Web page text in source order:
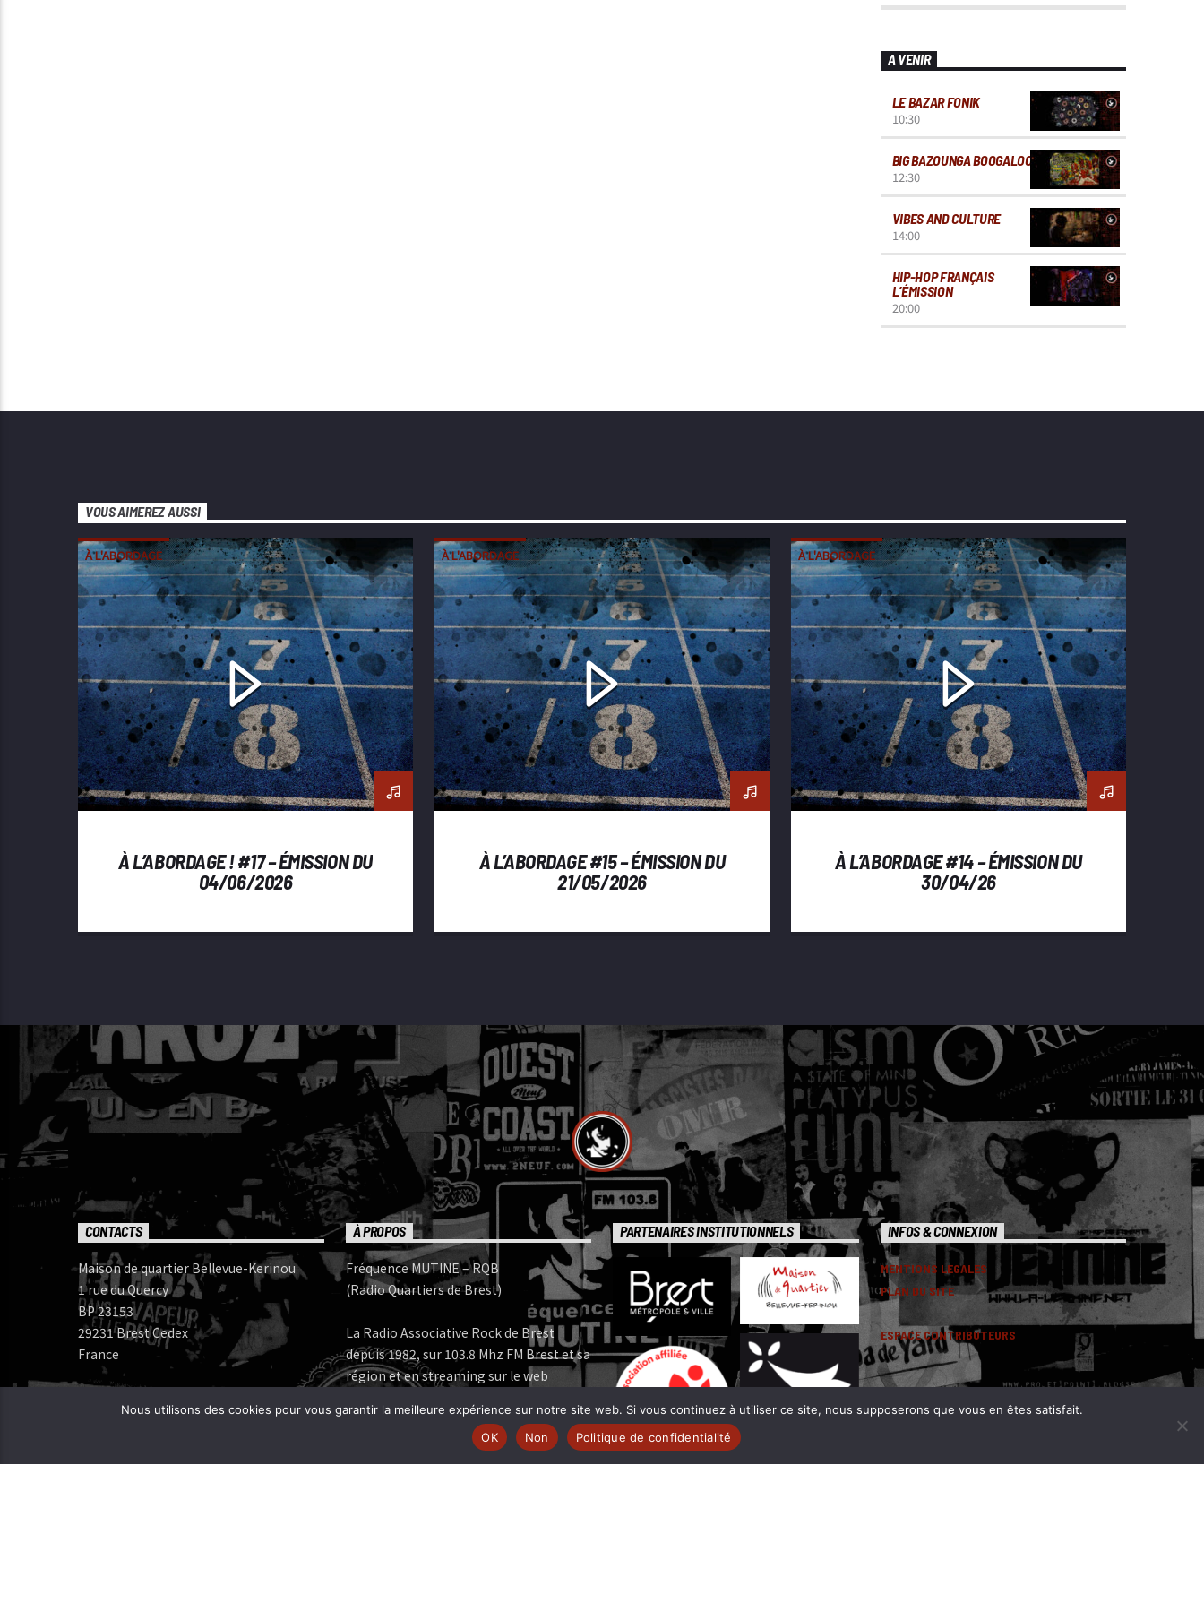
A VENIR
LE BAZAR FONIK
10:30
BIG BAZOUNGA BOOGALOO
12:30
VIBES AND CULTURE
14:00
HIP-HOP FRANÇAIS
L’ÉMISSION
20:00
VOUS AIMEREZ AUSSI
À L'ABORDAGE
À L’ABORDAGE ! #17 – ÉMISSION DU
04/06/2026
À L'ABORDAGE
À L’ABORDAGE #15 – ÉMISSION DU
21/05/2026
À L'ABORDAGE
À L’ABORDAGE #14 – ÉMISSION DU
30/04/26
CONTACTS
Maison de quartier Bellevue-Kerinou
1 rue du Quercy
BP 23153
29231 Brest Cedex
France
Bureau: 02 98 05 07 96
Mail:
À PROPOS
Fréquence MUTINE – RQB
(Radio Quartiers de Brest)
La Radio Associative Rock de Brest
depuis 1982, sur 103.8 Mhz FM Brest et sa
région et en streaming sur le web
Fréquence MUTINE est membre:
FERAROCK | www.ferarock.org |
CORLAB | www.corlab.org|
PARTENAIRES INSTITUTIONNELS INFOS & CONNEXION
MENTIONS LEGALES
PLAN DU SITE
ESPACE CONTRIBUTEURS
Nous utilisons des cookies pour vous garantir la meilleure expérience sur notre site web. Si vous continuez à utiliser ce site, nous supposerons que vous en êtes satisfait.
OK
Non Politique de confidentialité